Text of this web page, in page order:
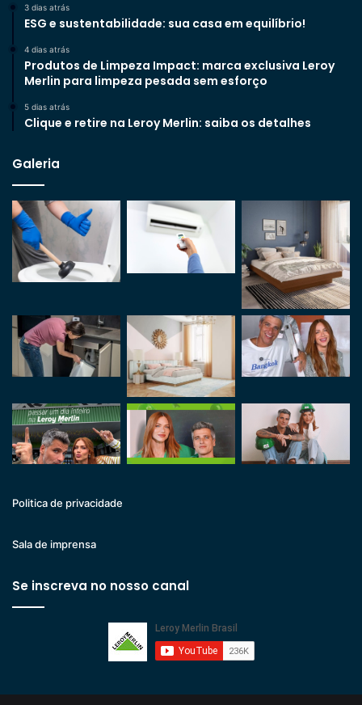
3 dias atrás
ESG e sustentabilidade: sua casa em equilíbrio!
4 dias atrás
Produtos de Limpeza Impact: marca exclusiva Leroy
Merlin para limpeza pesada sem esforço
5 dias atrás
Clique e retire na Leroy Merlin: saiba os detalhes
Galeria
Politica de privacidade
Sala de imprensa
Se inscreva no nosso canal